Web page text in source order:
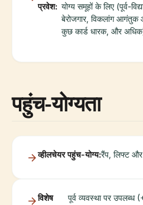
प्रवेश: योग्य समूहों के लिए (पूर्व-
बेरोजगार, विकलांग आगंतुक
कुछ कार्ड धारक, और
पहुंच-योग्यता
व्हीलचेयर पहुंच-योग्य:रैंप, लिफ्ट
विशेष
पूर्व व्यवस्था पर उपलब्ध